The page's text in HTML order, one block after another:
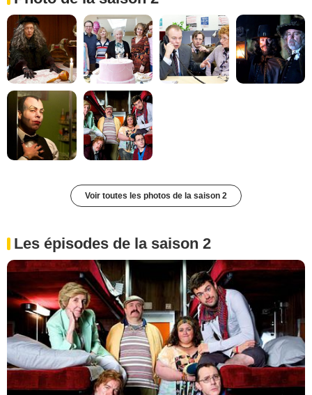
Voir toutes les photos de la saison 2
Les épisodes de la saison 2